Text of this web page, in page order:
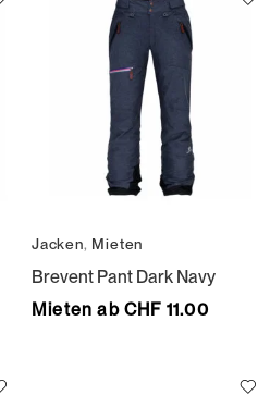
Jacken, Mieten
Brevent Pant Dark Navy
Mieten ab CHF 11.00